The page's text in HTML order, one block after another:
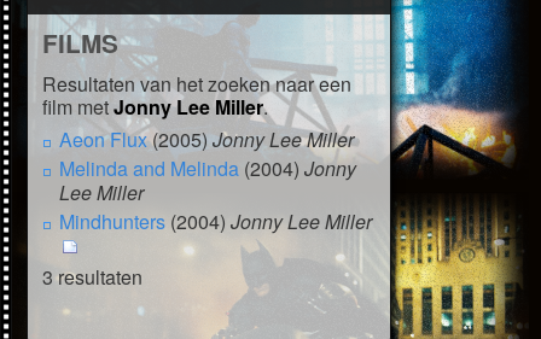
FILMS
Resultaten van het zoeken naar een
film metJonny Lee Miller.
Aeon Flux(2005) Jonny Lee Miller
Melinda and Melinda (2004) Jonny
Lee Miller
Mindhunters (2004) Jonny Lee Miller
3 resultaten